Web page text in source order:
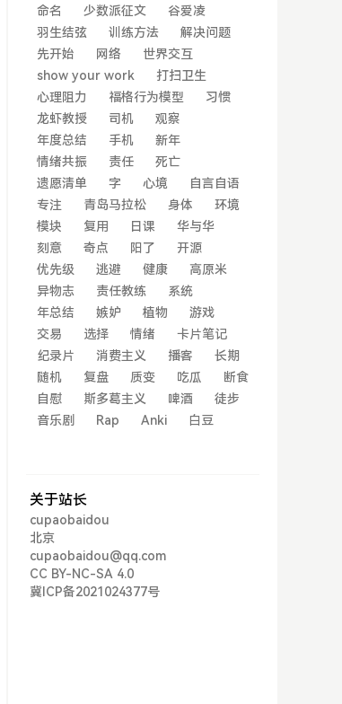
命名
少数派征文
谷爱凌
羽生结弦
训练方法
解决问题
先开始
网络
世界交互
show your work
打扫卫生
心理阻力
福格行为模型
习惯
龙虾教授
司机
观察
年度总结
手机
新年
情绪共振
责任
死亡
遗愿清单
字 心境
自言自语
专注
青岛马拉松 身体
环境
模块
复用 日课
华与华
刻意
奇点 阳了
开源
优先级
逃避 健康
高原米
异物志
责任教练
系统
年总结
嫉妒 植物
游戏
交易
选择 情绪
卡片笔记
纪录片
消费主义 播客
长期
随机
复盘 质变 吃瓜
断食
自慰
斯多葛主义 啤酒
徒步
音乐剧
Rap Anki 白豆
关于站长
cupaobaidou
北京
cupaobaidou@qq.com
CC BY-NC-SA 4.0
冀ICP备2021024377号